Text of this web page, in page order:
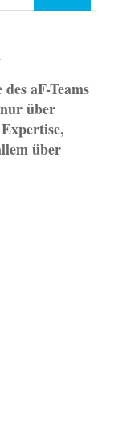
aF-Teams
über
über